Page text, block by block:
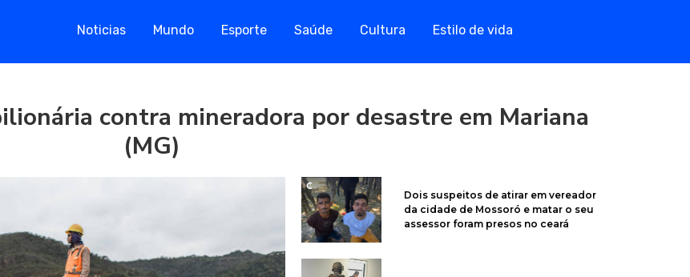
Noticias Mundo Esporte Saúde Cultura Estilo de vida
contra mineradora por desastre em Mariana
(MG)
Dois suspeitos de atirar em vereador
da cidade de Mossoró e matar o seu
assessor foram presos no ceará